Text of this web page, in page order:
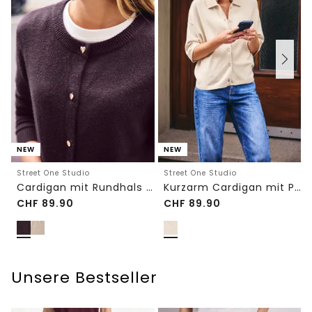
NEW
Street One Studio
Cardigan mit Rundhals und Knöpfen
CHF 89.90
NEW
Street One Studio
Kurzarm Cardigan mit Polokragen
CHF 89.90
Unsere Bestseller